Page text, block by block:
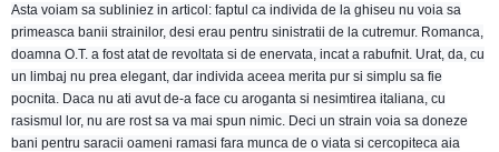
Asta voiam sa subliniez in articol: faptul ca individa de la ghiseu nu voia sa
primeasca banii strainilor, desi erau pentru sinistratii de la cutremur. Romanca,
doamna O.T. a fost atat de revoltata si de enervata, incat a rabufnit. Urat, da, cu
un limbaj nu prea elegant, dar individa aceea merita pur si simplu sa fie
pocnita. Daca nu ati avut de-a face cu aroganta si nesimtirea italiana, cu
rasismul lor, nu are rost sa va mai spun nimic. Deci un strain voia sa doneze
bani pentru saracii oameni ramasi fara munca de o viata si cercopiteca aia